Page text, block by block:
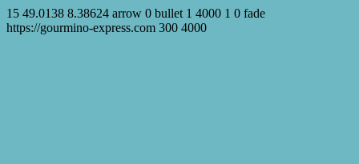
15 49.0138 8.38624 arrow 0 bullet 1 4000 1 0 fade
https://gourmino-express.com 300 4000